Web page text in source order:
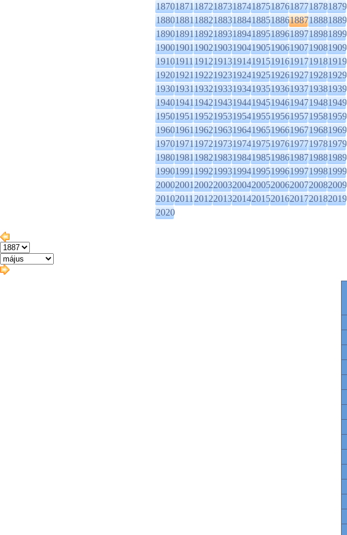
1870187118721873187418751876187718781879
1880188118821883188418851886188718881889
1890189118921893189418951896189718981899
1900190119021903190419051906190719081909
1910191119121913191419151916191719181919
1920192119221923192419251926192719281929
1930193119321933193419351936193719381939
1940194119421943194419451946194719481949
1950195119521953195419551956195719581959
1960196119621963196419651966196719681969
1970197119721973197419751976197719781979
1980198119821983198419851986198719881989
1990199119921993199419951996199719981999
2000200120022003200420052006200720082009
2010201120122013201420152016201720182019
2020